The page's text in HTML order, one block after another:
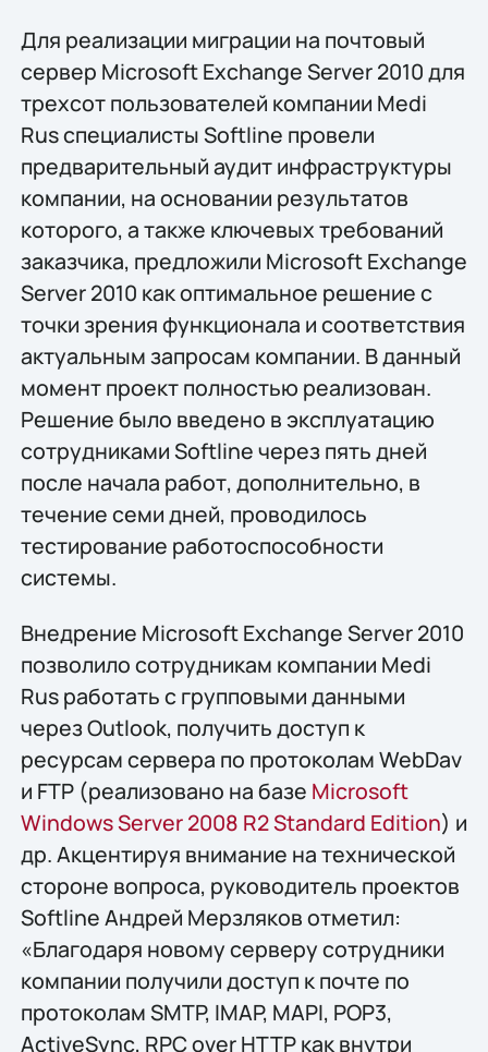
Для реализации миграции на почтовый
сервер Microsoft Exchange Server 2010 для
трехсот пользователей компании Medi
Rus специалисты Softline провели
предварительный аудит инфраструктуры
компании, на основании результатов
которого, а также ключевых требований
заказчика, предложили Microsoft Exchange
Server 2010 как оптимальное решение с
точки зрения функционала и соответствия
актуальным запросам компании. В данный
момент проект полностью реализован.
Решение было введено в эксплуатацию
сотрудниками Softline через пять дней
после начала работ, дополнительно, в
течение семи дней, проводилось
тестирование работоспособности
системы.
Внедрение Microsoft Exchange Server 2010
позволило сотрудникам компании Medi
Rus работать с групповыми данными
через Outlook, получить доступ к
ресурсам сервера по протоколам WebDav
и FTP (реализовано на базе Microsoft
Windows Server 2008 R2 Standard Edition) и
др. Акцентируя внимание на технической
стороне вопроса, руководитель проектов
Softline Андрей Мерзляков отметил:
«Благодаря новому серверу сотрудники
компании получили доступ к почте по
протоколам SMTP, IMAP, MAPI, POP3,
ActiveSync, RPC over HTTP как внутри